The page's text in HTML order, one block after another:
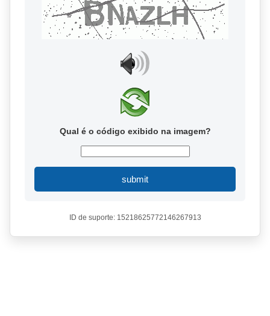
Qual é o código exibido na imagem?
submit
ID de suporte: 15218625772146267913